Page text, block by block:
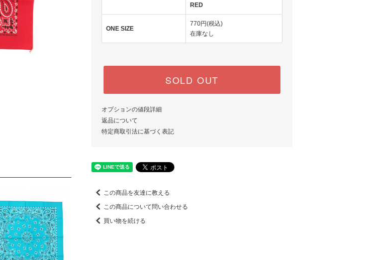
RED
ONE SIZE
770円(税込)
在庫なし
SOLD OUT
オプションの値段詳細
返品について
特定商取引法に基づく表記
この商品を友達に教える
この商品について問い合わせる
買い物を続ける